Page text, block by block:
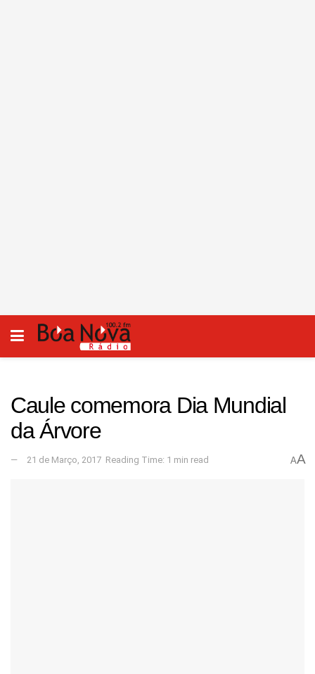
Caule comemora Dia Mundial
da Árvore
21 de Março, 2017 Reading Time: 1 min read AA